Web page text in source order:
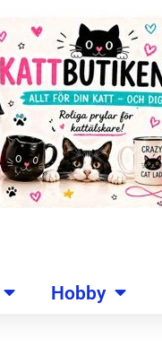
Hobby